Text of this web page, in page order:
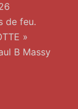
de feu.
»
B Massy